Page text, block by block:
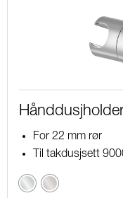
For 22 mm rør
Til takdusjsett
KromBørstet